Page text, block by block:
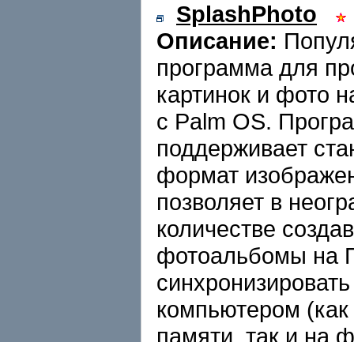
SplashPhoto
Описание:
программа для
картинок и фото
с Palm OS.
поддерживает
формат
позволяет в
количестве
фотоальбомы на
компьютером
памяти, так и на